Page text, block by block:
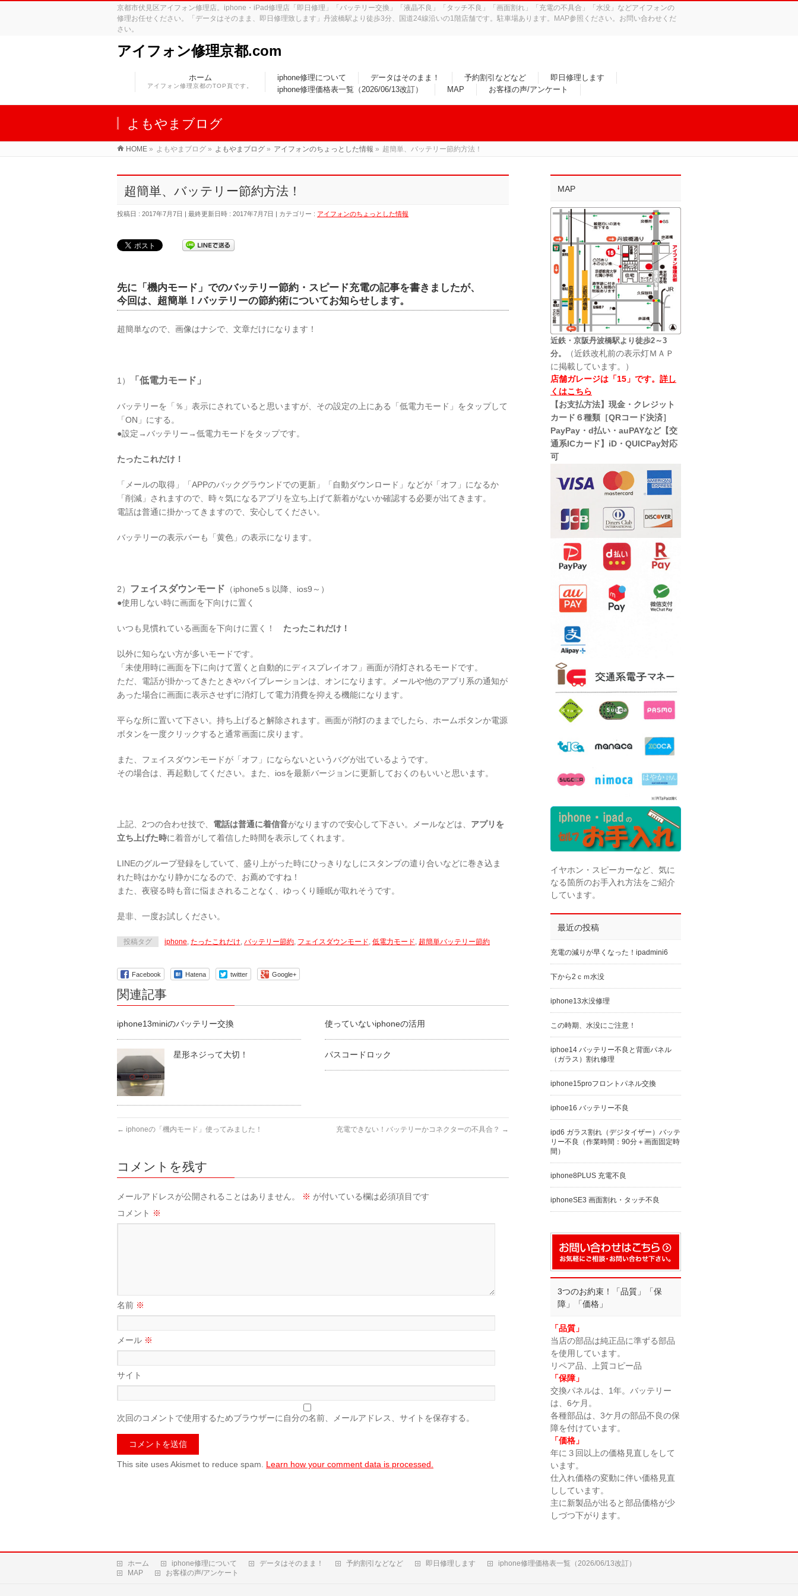
京都市伏見区アイフォン修理店。iphone・iPad修理店「即日修理」「バッテリー交換」「液晶不良」「タッチ不良」「画面割れ」「充電の不具合」「水没」などアイフォンの
修理お任せください。「データはそのまま、即日修理致します」丹波橋駅より徒歩3分、国道24線沿いの1階店舗です。駐車場あります。MAP参照ください。お問い合わせくだ
さい。
アイフォン修理京都.com
ホーム
アイフォン修理京都のTOP頁です。
iphone修理について データはそのまま！ 予約割引などなど
即日修理します
iphone修理価格表一覧（2026/06/13改訂）
MAP お客様の声/アンケート
よもやまブログ
HOME » よもやまブログ » よもやまブログ » アイフォンのちょっとした情報 » 超簡単、バッテリー節約方法！
超簡単、バッテリー節約方法！
投稿日 : 2017年7月7日 最終更新日時 : 2017年7月7日 カテゴリー : アイフォンのちょっとした情報
先に「機内モード」でのバッテリー節約・スピード充電の記事を書きましたが、
今回は、超簡単！バッテリーの節約術についてお知らせします。
超簡単なので、画像はナシで、文章だけになります！
1） 「低電力モード」
バッテリーを「％」表示にされていると思いますが、その設定の上にある「低電力モード」をタップして
「ON」にする。
●設定→バッテリー→低電力モードをタップです。
たったこれだけ！
「メールの取得」「APPのバックグラウンドでの更新」「自動ダウンロード」などが「オフ」になるか
「削減」されますので、時々気になるアプリを立ち上げて新着がないか確認する必要が出てきます。
電話は普通に掛かってきますので、安心してください。
バッテリーの表示バーも「黄色」の表示になります。
2） フェイスダウンモード （iphone5ｓ以降、ios9～）
●使用しない時に画面を下向けに置く
いつも見慣れている画面を下向けに置く！ たったこれだけ！
以外に知らない方が多いモードです。
「未使用時に画面を下に向けて置くと自動的にディスプレイオフ」画面が消灯されるモードです。
ただ、電話が掛かってきたときやバイブレーションは、オンになります。メールや他のアプリ系の通知が
あった場合に画面に表示させずに消灯して電力消費を抑える機能になります。
平らな所に置いて下さい。持ち上げると解除されます。画面が消灯のままでしたら、ホームボタンか電源
ボタンを一度クリックすると通常画面に戻ります。
また、フェイスダウンモードが「オフ」にならないというバグが出ているようです。
その場合は、再起動してください。また、iosを最新バージョンに更新しておくのもいいと思います。
上記、2つの合わせ技で、 電話は普通に着信音がなりますので安心して下さい。メールなどは、 アプリを
立ち上げた時に着音がして着信した時間を表示してくれます。
LINEのグループ登録をしていて、盛り上がった時にひっきりなしにスタンプの遣り合いなどに巻き込ま
れた時はかなり静かになるので、お薦めですね！
また、夜寝る時も音に悩まされることなく、ゆっくり睡眠が取れそうです。
是非、一度お試しください。
投稿タグ iphone, たったこれだけ, バッテリー節約, フェイスダウンモード, 低電力モード, 超簡単バッテリー節約
Facebook Hatena twitter Google+
関連記事
iphone13miniのバッテリー交換 使っていないiphoneの活用
星形ネジって大切！ パスコードロック
← iphoneの「機内モード」使ってみました！ 充電できない！バッテリーかコネクターの不具合？ →
コメントを残す
メールアドレスが公開されることはありません。 ※ が付いている欄は必須項目です
コメント ※
名前 ※
メール ※
サイト
次回のコメントで使用するためブラウザーに自分の名前、メールアドレス、サイトを保存する。
This site uses Akismet to reduce spam. Learn how your comment data is processed.
MAP
近鉄・京阪丹波橋駅より徒歩2～3
分。
（近鉄改札前の表示灯ＭＡＰ
に掲載しています。）
店舗ガレージは「15」です。 詳し
くはこちら
【お支払方法】現金・クレジット
カード６種類［QRコード決済］
PayPay・d払い・auPAYなど【交
通系ICカード】iD・QUICPay対応
可
イヤホン・スピーカーなど、気に
なる箇所のお手入れ方法をご紹介
しています。
最近の投稿
充電の減りが早くなった！ipadmini6
下から2ｃｍ水没
iphone13水没修理
この時期、水没にご注意！
iphoe14 バッテリー不良と背面パネル
（ガラス）割れ修理
iphone15proフロントパネル交換
iphoe16 バッテリー不良
ipd6 ガラス割れ（デジタイザー）バッテ
リー不良（作業時間：90分＋画面固定時
間）
iphone8PLUS 充電不良
iphoneSE3 画面割れ・タッチ不良
3つのお約束！「品質」「保
障」「価格」
「品質」
当店の部品は純正品に準ずる部品
を使用しています。
リペア品、上質コピー品
「保障」
交換パネルは、1年。バッテリー
は、6ケ月。
各種部品は、3ケ月の部品不良の保
障を付けています。
「価格」
年に３回以上の価格見直しをして
います。
仕入れ価格の変動に伴い価格見直
ししています。
主に新製品が出ると部品価格が少
しづつ下がります。
ホーム iphone修理について データはそのまま！ 予約割引などなど 即日修理します
iphone修理価格表一覧（2026/06/13改訂）
MAP
お客様の声/アンケート